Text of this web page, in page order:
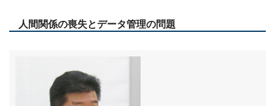
人間関係の喪失とデータ管理の問題